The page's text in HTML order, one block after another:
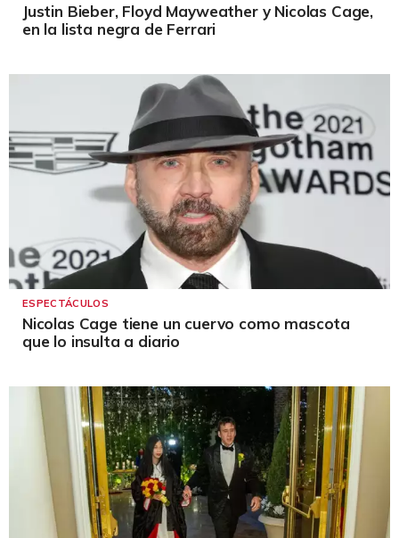
Justin Bieber, Floyd Mayweather y Nicolas Cage,
en la lista negra de Ferrari
ESPECTÁCULOS
Nicolas Cage tiene un cuervo como mascota
que lo insulta a diario